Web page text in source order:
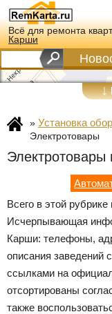
Всё для ремонта
Карши
↓
» Установка
Электротовары
Всего в этой
Исчерпывающая
Карши: телефоны,
описания заведений
ссылками на
отсортированы
также